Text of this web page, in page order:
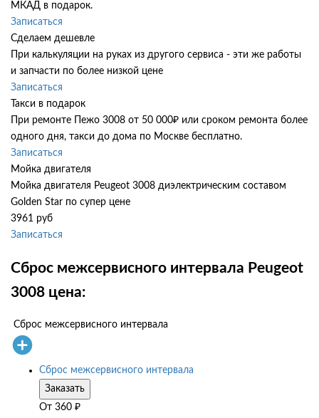
МКАД в подарок.
Записаться
Сделаем дешевле
При калькуляции на руках из другого сервиса - эти же работы
и запчасти по более низкой цене
Записаться
Такси в подарок
При ремонте Пежо 3008 от 50 000₽ или сроком ремонта более
одного дня, такси до дома по Москве бесплатно.
Записаться
Мойка двигателя
Мойка двигателя Peugeot 3008 диэлектрическим составом
Golden Star по супер цене
3961 руб
Записаться
Сброс межсервисного интервала Peugeot
3008 цена:
Сброс межсервисного интервала
Сброс межсервисного интервала
Заказать
От 360 ₽